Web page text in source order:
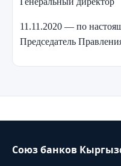
11.11.2020 — по
Председатель
Союз банков